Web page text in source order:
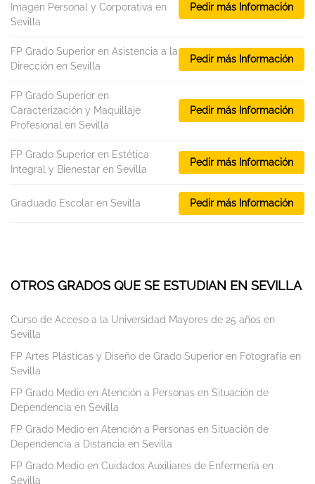
Imagen Personal y Corporativa en
Sevilla
Pedir más Información
FP Grado Superior en Asistencia a la
Dirección en Sevilla
Pedir más Información
FP Grado Superior en
Caracterización y Maquillaje
Profesional en Sevilla
Pedir más Información
FP Grado Superior en Estética
Integral y Bienestar en Sevilla
Pedir más Información
Graduado Escolar en Sevilla Pedir más Información
OTROS GRADOS QUE SE ESTUDIAN EN SEVILLA
Curso de Acceso a la Universidad Mayores de 25 años en
Sevilla
FP Artes Plásticas y Diseño de Grado Superior en Fotografía en
Sevilla
FP Grado Medio en Atención a Personas en Situación de
Dependencia en Sevilla
FP Grado Medio en Atención a Personas en Situación de
Dependencia a Distancia en Sevilla
FP Grado Medio en Cuidados Auxiliares de Enfermería en
Sevilla